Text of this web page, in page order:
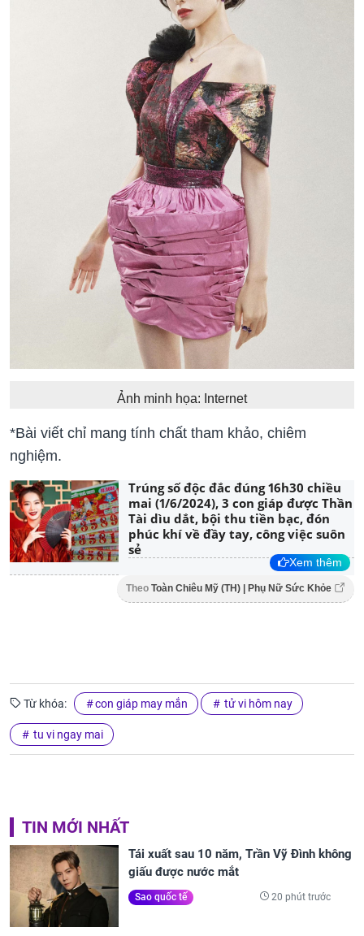
Ảnh minh họa: Internet
*Bài viết chỉ mang tính chất tham khảo, chiêm
nghiệm.
Trúng số độc đắc đúng 16h30 chiều
mai (1/6/2024), 3 con giáp được Thần
Tài dìu dắt, bội thu tiền bạc, đón
phúc khí về đầy tay, công việc suôn
sẻ
Xem thêm
Theo Toàn Chiêu Mỹ (TH) | Phụ Nữ Sức Khỏe
Từ khóa: con giáp may mắn tử vi hôm nay
tu vi ngay mai
TIN MỚI NHẤT
Tái xuất sau 10 năm, Trần Vỹ Đình không
giấu được nước mắt
Sao quốc tế 20 phút trước